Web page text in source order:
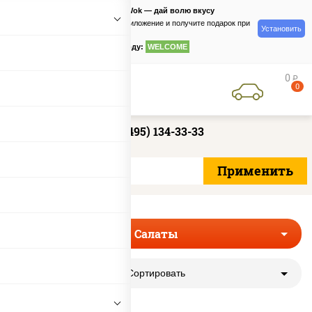
PizzaSushiWok — дай волю вкусу
Скачайте приложение и получите подарок при
по промокоду: WELCOME
Установить
0 руб
0
+7 (495) 134-33-33
Салаты
Сортировать